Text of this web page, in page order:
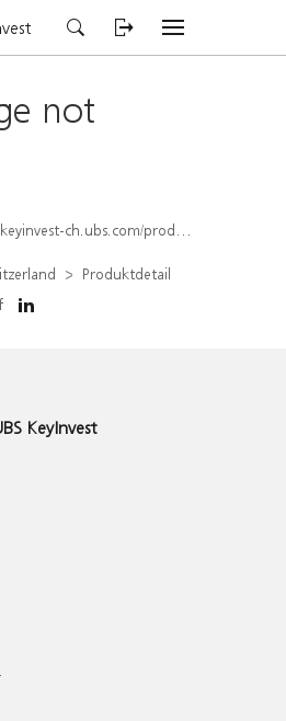
not
ch.ubs.com/produkt/detail/index/isin/CH1578499977
Produktdetail
KeyInvest